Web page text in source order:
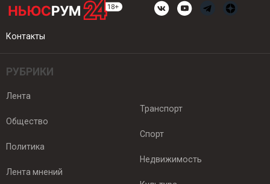
Контакты
РУБРИКИ
Лента
Общество
Политика
Лента мнений
Транспорт
Спорт
Недвижимость